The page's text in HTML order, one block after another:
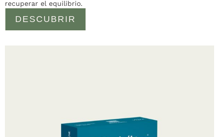
DESCUBRIR
recuperar el equilibrio.